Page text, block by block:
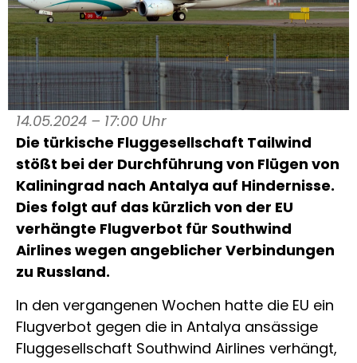
14.05.2024 – 17:00 Uhr
Die türkische Fluggesellschaft Tailwind
stößt bei der Durchführung von Flügen von
Kaliningrad nach Antalya auf Hindernisse.
Dies folgt auf das kürzlich von der EU
verhängte Flugverbot für Southwind
Airlines wegen angeblicher Verbindungen
zu Russland.
In den vergangenen Wochen hatte die EU ein
Flugverbot gegen die in Antalya ansässige
Fluggesellschaft Southwind Airlines verhängt,